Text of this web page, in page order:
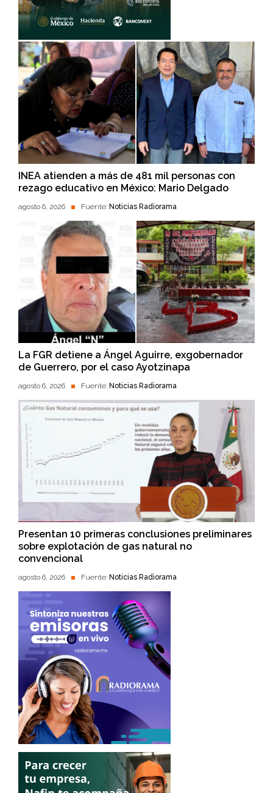
INEA atienden a más de 481 mil personas con
rezago educativo en México: Mario Delgado
agosto 6, 2026 Fuente: Noticias Radiorama
La FGR detiene a Ángel Aguirre, exgobernador
de Guerrero, por el caso Ayotzinapa
agosto 6, 2026 Fuente: Noticias Radiorama
Presentan 10 primeras conclusiones preliminares
sobre explotación de gas natural no
convencional
agosto 6, 2026 Fuente: Noticias Radiorama